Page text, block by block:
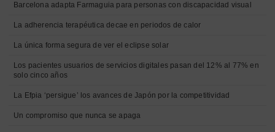
Barcelona adapta Farmaguia para personas con discapacidad visual
La adherencia terapéutica decae en periodos de calor
La única forma segura de ver el eclipse solar
Los pacientes usuarios de servicios digitales pasan del 12% al 77% en
solo cinco años
La Efpia ‘persigue’ los avances de Japón por la competitividad
Un compromiso que nunca se apaga